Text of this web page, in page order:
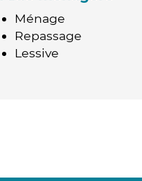
Ménage
Repassage
Lessive